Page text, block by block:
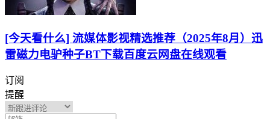
[今天看什么] 流媒体影视精选推荐（2025年8月）迅
雷磁力电驴种子BT下载百度云网盘在线观看
订阅
提醒